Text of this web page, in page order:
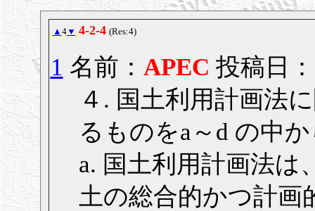
▲ 4▼ 4-2-4 (Res:4)
1 名前： APEC 投稿日
４. 国土利用計画法
るものをa～d の中
a. 国土利用計画法は
土の総合的かつ計画